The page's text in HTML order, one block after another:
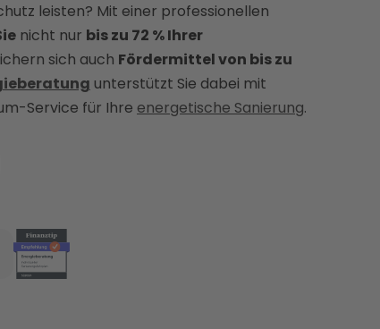
leisten? Mit einer professionellen
nicht nur bis zu 72 % Ihrer
sich auch Fördermittel von bis zu
unterstützt Sie dabei mit
Service für Ihre energetische Sanierung.